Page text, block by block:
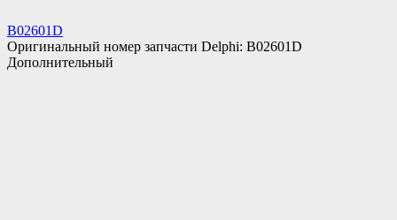
B02601D
Оригинальный номер запчасти Delphi: B02601D
Дополнительный